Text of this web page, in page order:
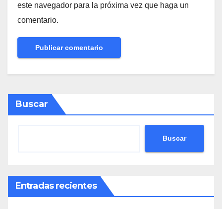
este navegador para la próxima vez que haga un
comentario.
Buscar
Buscar
Entradas recientes